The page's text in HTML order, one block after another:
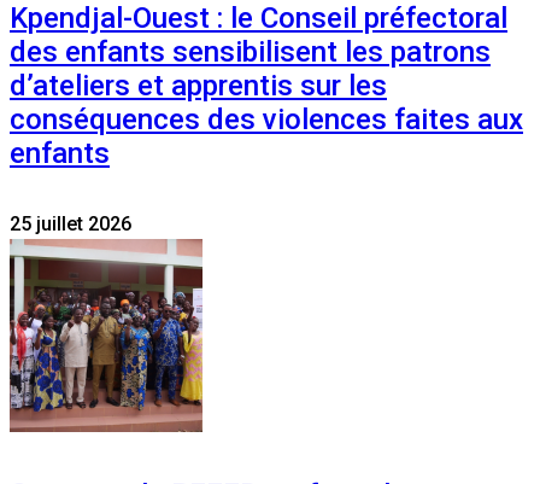
Kpendjal-Ouest : le Conseil préfectoral
des enfants sensibilisent les patrons
d’ateliers et apprentis sur les
conséquences des violences faites aux
enfants
25 juillet 2026